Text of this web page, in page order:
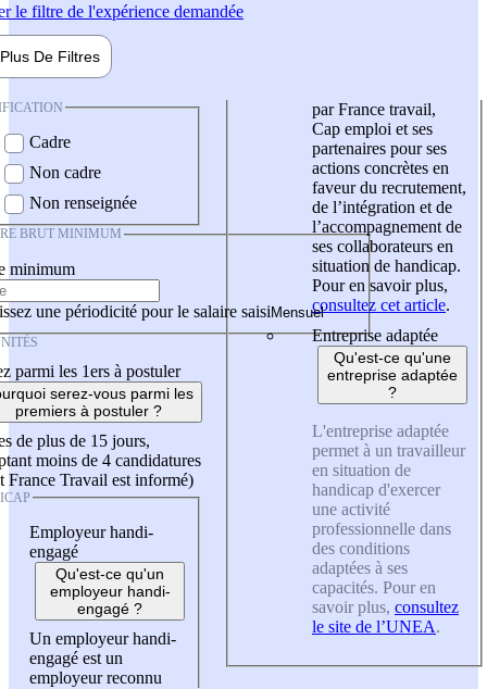
le filtre de l'expérience demandée
Plus De Filtres
Cadre
Non cadre
Non renseignée
BRUT MINIMUM
minimum
une périodicité pour le salaire saisi
parmi les 1ers à postuler
serez-vous parmi les
premiers à postuler ?
de plus de 15 jours,
moins de 4 candidatures
France Travail est informé)
Employeur handi-
engagé
Qu'est-ce qu'un
employeur handi-
engagé ?
Un employeur handi-
engagé est un
employeur reconnu
par France travail,
Cap emploi et ses
partenaires pour ses
actions concrètes en
faveur du recrutement,
de l’intégration et de
l’accompagnement de
ses collaborateurs en
situation de handicap.
Pour en savoir plus,
consultez cet article.
Entreprise adaptée
Qu'est-ce qu'une
entreprise adaptée
?
L'entreprise adaptée
permet à un travailleur
en situation de
handicap d'exercer
une activité
professionnelle dans
des conditions
adaptées à ses
capacités. Pour en
savoir plus, consultez
le site de l’UNEA.